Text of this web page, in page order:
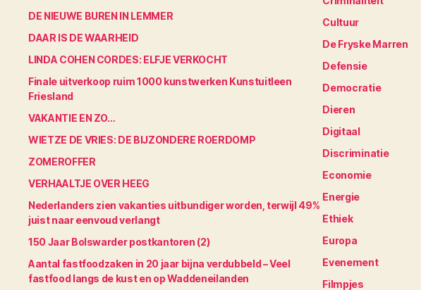
DE NIEUWE BUREN IN LEMMER
DAAR IS DE WAARHEID
LINDA COHEN CORDES: ELFJE VERKOCHT
Finale uitverkoop ruim 1000 kunstwerken Kunstuitleen
Friesland
VAKANTIE EN ZO…
WIETZE DE VRIES: DE BIJZONDERE ROERDOMP
ZOMEROFFER
VERHAALTJE OVER HEEG
Nederlanders zien vakanties uitbundiger worden, terwijl 49%
juist naar eenvoud verlangt
150 Jaar Bolswarder postkantoren (2)
Aantal fastfoodzaken in 20 jaar bijna verdubbeld – Veel
fastfood langs de kust en op Waddeneilanden
Cultuur
De Fryske Marren
Defensie
Democratie
Dieren
Digitaal
Discriminatie
Economie
Energie
Ethiek
Europa
Evenement
Filmpjes